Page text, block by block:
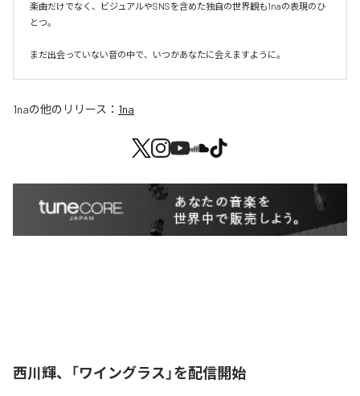
楽曲だけでなく、ビジュアルやSNSを含めた独自の世界観も1naの表現のひ
とつ。
まだ出会っていない音の中で、いつかあなたに会えますように。
1naの他のリリース： 1na
西川輝、「ワイングラス」を配信開始